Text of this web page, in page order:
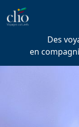
Des
en